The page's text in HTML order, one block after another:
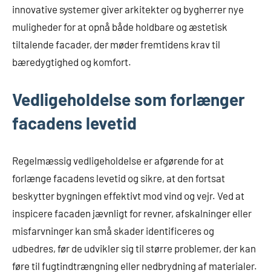
innovative systemer giver arkitekter og bygherrer nye
muligheder for at opnå både holdbare og æstetisk
tiltalende facader, der møder fremtidens krav til
bæredygtighed og komfort.
Vedligeholdelse som forlænger
facadens levetid
Regelmæssig vedligeholdelse er afgørende for at
forlænge facadens levetid og sikre, at den fortsat
beskytter bygningen effektivt mod vind og vejr. Ved at
inspicere facaden jævnligt for revner, afskalninger eller
misfarvninger kan små skader identificeres og
udbedres, før de udvikler sig til større problemer, der kan
føre til fugtindtrængning eller nedbrydning af materialer.